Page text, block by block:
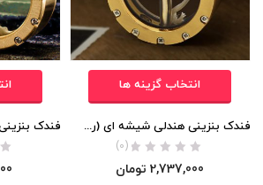
انتخاب گزینه ها
فندک بنزینی هندلی شیشه ای (رومیزی) اورجینال
(0)
2,737,000 تومان